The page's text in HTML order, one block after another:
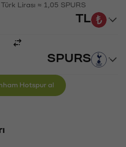
Lirası ≈ 1,05 SPURS
TL
SPURS
Hotspur al